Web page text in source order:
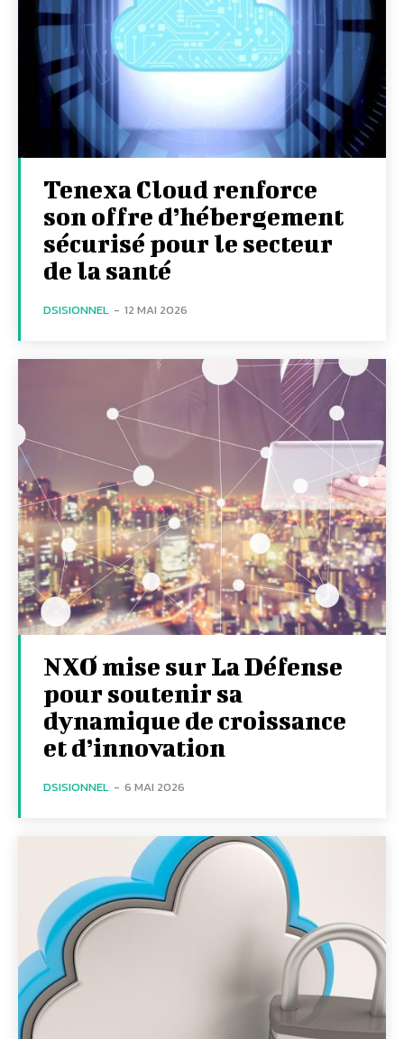
Tenexa Cloud renforce
son offre d’hébergement
sécurisé pour le secteur
de la santé
DSISIONNEL - 12 MAI 2026
NXO mise sur La Défense
pour soutenir sa
dynamique de croissance
et d’innovation
DSISIONNEL - 6 MAI 2026